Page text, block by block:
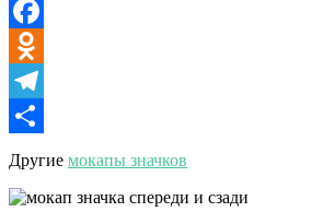
VK
Facebook
Odnoklassniki
Telegram
Отправить
Другие мокапы значков